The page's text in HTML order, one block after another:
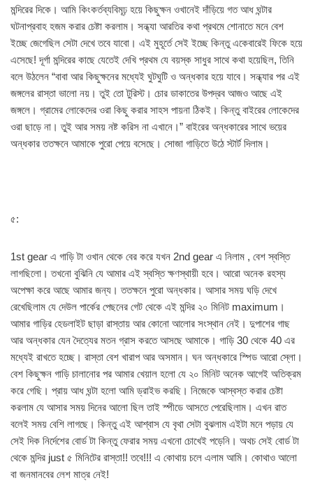
মন্দিরের দিকে। আমি কিংকর্তব্যবিমূঢ় হয়ে কিছুক্ষন ওখানেই দাঁড়িয়ে গত আধ ঘন্টার
ঘটনাপ্রবাহ হজম করার চেষ্টা করলাম। সন্ধ্যা আরতির কথা প্রথমে শোনাতে মনে বেশ
ইচ্ছে জেগেছিল সেটা দেখে তবে যাবো। এই মুহূর্তে সেই ইচ্ছে কিন্তু একেবারেই ফিকে হয়ে
এসেছে! দূর্গা মন্দিরের কাছে যেতেই দেখি প্রথম যে বয়স্ক সাধুর সাথে কথা হয়েছিল, তিনি
বলে উঠলেন “বাবা আর কিছুক্ষনের মধ্যেই ঘুটঘুটি ও অন্ধকার হয়ে যাবে। সন্ধ্যার পর এই
জঙ্গলের রাস্তা ভালো নয়। তুই তো টুরিস্ট। চোর ডাকাতের উপদ্রব আজও আছে এই
জঙ্গলে। গ্রামের লোকেদের ওরা কিছু করার সাহস পায়না ঠিকই। কিন্তু বাইরের লোকেদের
ওরা ছাড়ে না। তুই আর সময় নষ্ট করিস না এখানে।” বাইরের অন্ধকারের সাথে ভয়ের
অন্ধকার ততক্ষনে আমাকে পুরো পেয়ে বসেছে। সোজা গাড়িতে উঠে স্টার্ট দিলাম।
৫:
1st gear এ গাড়ি টা ওখান থেকে বের করে যখন 2nd gear এ নিলাম , বেশ স্বস্তি
লাগছিলো। তখনো বুঝিনি যে আমার এই স্বস্তি ক্ষণস্থায়ী হবে। আরো অনেক রহস্য
অপেক্ষা করে আছে আমার জন্য। ততক্ষনে পুরো অন্ধকার। আসার সময় ঘড়ি দেখে
রেখেছিলাম যে দেউল পার্কের পেছনের গেট থেকে এই মন্দির ২০ মিনিট maximum।
আমার গাড়ির হেডলাইট ছাড়া রাস্তায় আর কোনো আলোর সংস্থান নেই। দুপাশের গাছ
আর অন্ধকার যেন দৈত্যের মতন গ্রাস করতে আসছে আমাকে। গাড়ি 30 থেকে 40 এর
মধ্যেই রাখতে হচ্ছে। রাস্তা বেশ খারাপ আর অসমান। ঘন অন্ধকারে স্পিড আরো স্লো।
বেশ কিছুক্ষন গাড়ি চালানোর পর আমার খেয়াল হলো যে ২০ মিনিট অনেক আগেই অতিক্রম
করে গেছি। প্রায় আধ ঘন্টা হলো আমি ড্রাইভ করছি। নিজেকে আস্বস্ত করার চেষ্টা
করলাম যে আসার সময় দিনের আলো ছিল তাই স্পীডে আসতে পেরেছিলাম। এখন রাত
বলেই সময় বেশি লাগছে। কিন্তু এই আশ্বাস যে বৃথা সেটা বুঝলাম এইটা মনে পড়ায় যে
সেই দিক নির্দেশের বোর্ড টা কিন্তু ফেরার সময় এখনো চোখেই পড়েনি। অথচ সেই বোর্ড টা
থেকে মন্দির just ৫ মিনিটের রাস্তা!! তবে!!! এ কোথায় চলে এলাম আমি। কোথাও আলো
বা জনমানবের লেশ মাত্র নেই!